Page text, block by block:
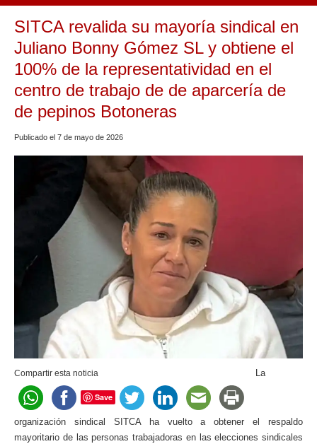
SITCA revalida su mayoría sindical en
Juliano Bonny Gómez SL y obtiene el
100% de la representatividad en el
centro de trabajo de de aparcería de
de pepinos Botoneras
Publicado el 7 de mayo de 2026
Compartir esta noticia
Save
La
organización sindical SITCA ha vuelto a obtener el respaldo
mayoritario de las personas trabajadoras en las elecciones sindicales